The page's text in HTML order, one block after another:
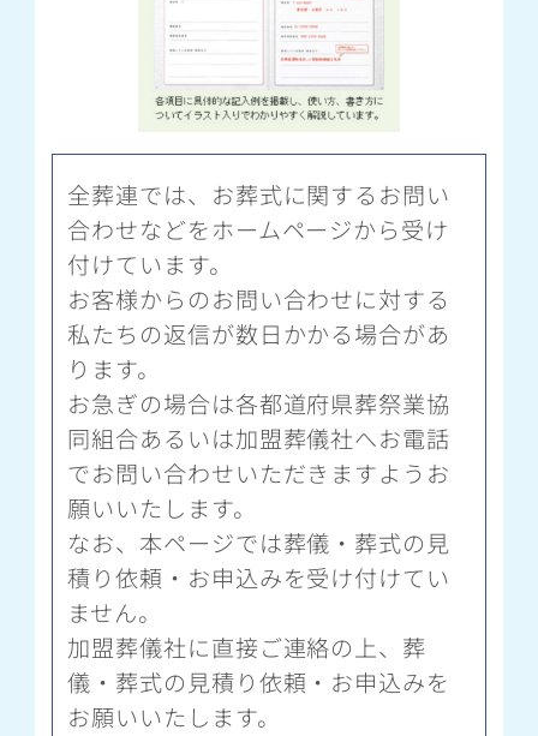
全葬連では、お葬式に関するお問い
合わせなどをホームページから受け
付けています。
お客様からのお問い合わせに対する
私たちの返信が数日かかる場合があ
ります。
お急ぎの場合は各都道府県葬祭業協
同組合あるいは加盟葬儀社へお電話
でお問い合わせいただきますようお
願いいたします。
なお、本ページでは葬儀・葬式の見
積り依頼・お申込みを受け付けてい
ません。
加盟葬儀社に直接ご連絡の上、葬
儀・葬式の見積り依頼・お申込みを
お願いいたします。